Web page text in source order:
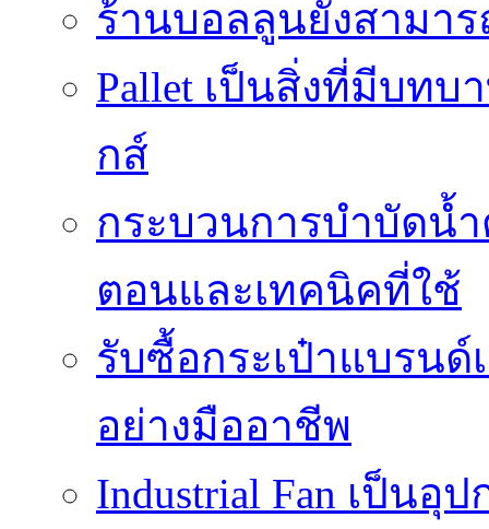
ร้านบอลลูนยังสามาร
Pallet เป็นสิ่งที่มีบท
กส์
กระบวนการบำบัดน้
ตอนและเทคนิคที่ใช้
รับซื้อกระเป๋าแบรนด์
อย่างมืออาชีพ
Industrial Fan เป็น